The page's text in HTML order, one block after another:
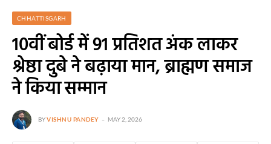
CHHATTISGARH
10वीं बोर्ड में 91 प्रतिशत अंक लाकर
श्रेष्ठा दुबे ने बढ़ाया मान, ब्राह्मण समाज
ने किया सम्मान
BYVISHNU PANDEY MAY 2, 2026